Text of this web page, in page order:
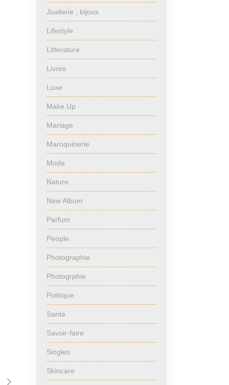
Joallerie , bijoux
Lifestyle
Littérature
Livres
Luxe
Make Up
Mariage
Maroquinerie
Mode
Nature
New Album
Parfum
People
Photographie
Photogrphie
Politique
Santé
Savoir-faire
Singles
Skincare